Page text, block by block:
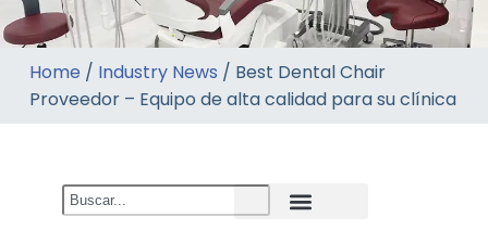
Home / Industry News / Best Dental Chair
Proveedor – Equipo de alta calidad para su clínica